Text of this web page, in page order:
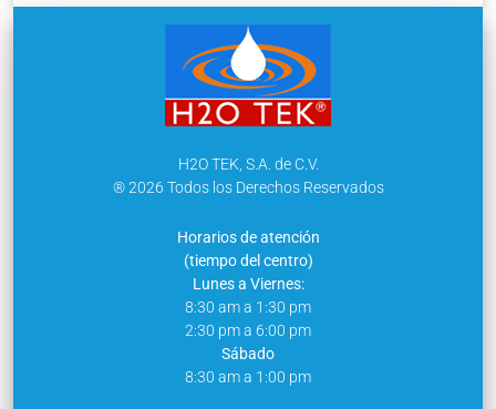
H2O TEK, S.A. de C.V.
® 2026 Todos los Derechos Reservados
Horarios de atención
(tiempo del centro)
Lunes a Viernes:
8:30 am a 1:30 pm
2:30 pm a 6:00 pm
Sábado
8:30 am a 1:00 pm